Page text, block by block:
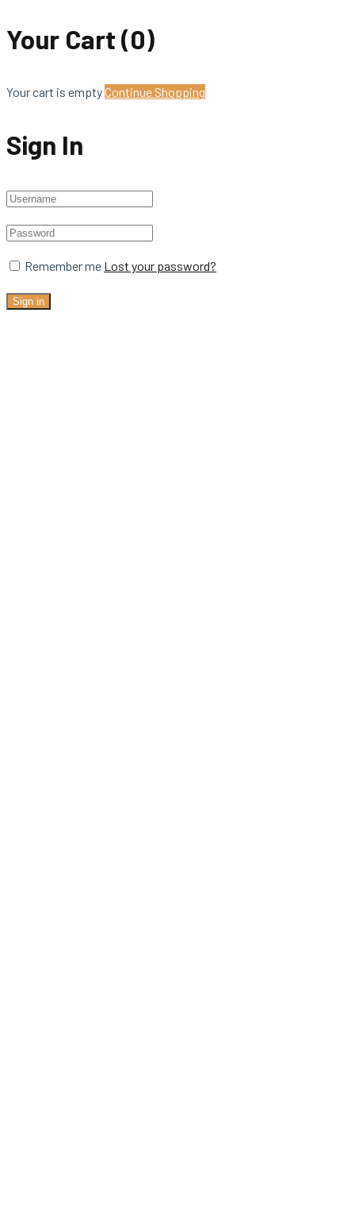
Your Cart (0)
Your cart is emptyContinue Shopping
Sign In
Remember me Lost your password?
Sign in